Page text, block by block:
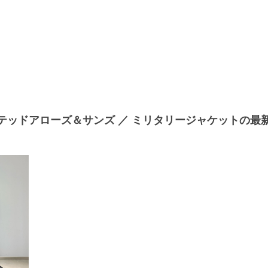
ッドアローズ＆サンズ ／ ミリタリージャケットの最